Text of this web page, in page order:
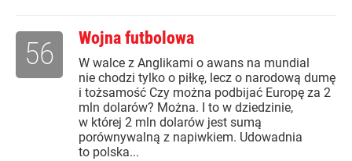
Wojna futbolowa
W walce z Anglikami o awans na mundial
nie chodzi tylko o piłkę, lecz o narodową dumę
i tożsamość Czy można podbijać Europę za 2
mln dolarów? Można. I to w dziedzinie,
w której 2 mln dolarów jest sumą
porównywalną z napiwkiem. Udowadnia
to polska...
56